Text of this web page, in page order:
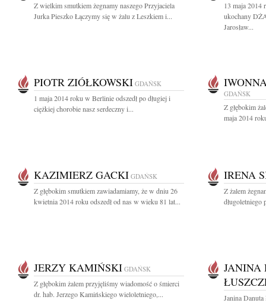
Z wielkim smutkiem żegnamy naszego Przyjaciela
Jurka Pieszko Łączymy się w żalu z Leszkiem i...
13 maja 2014
ukochany
Jarosław...
PIOTR ZIÓŁKOWSKI GDAŃSK
1 maja 2014 roku w Berlinie odszedł po długiej i
ciężkiej chorobie nasz serdeczny i...
GDAŃSK
Z głębokim
maja 2014
KAZIMIERZ GACKI GDAŃSK
Z głębokim smutkiem zawiadamiamy, że w dniu 26
kwietnia 2014 roku odszedł od nas w wieku 81 lat...
IRENA
Z żalem
długoletniego
JERZY KAMIŃSKI GDAŃSK
Z głębokim żalem przyjęliśmy wiadomość o śmierci
dr. hab. Jerzego Kamińskiego wieloletniego,...
JANINA
Janina